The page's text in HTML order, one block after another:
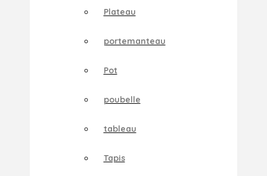
Plateau
portemanteau
Pot
poubelle
tableau
Tapis